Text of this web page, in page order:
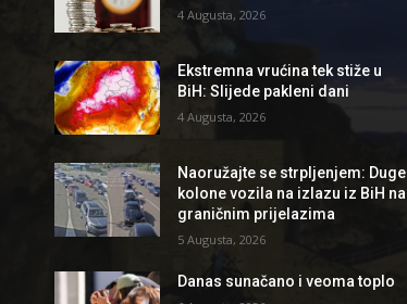
4 Augusta, 2026
Ekstremna vrućina tek stiže u
BiH: Slijede pakleni dani
4 Augusta, 2026
Naoružajte se strpljenjem: Duge
kolone vozila na izlazu iz BiH na
graničnim prijelazima
5 Augusta, 2026
Danas sunačano i veoma toplo